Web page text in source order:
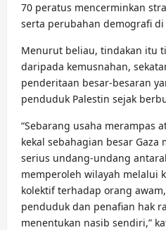
70 peratus mencerminkan
serta perubahan demografi di
Menurut beliau, tindakan itu
daripada kemusnahan,
penderitaan besar-besaran
penduduk Palestin sejak
“Sebarang usaha merampas
kekal sebahagian besar
serius undang-undang
memperoleh wilayah melalui
kolektif terhadap orang
penduduk dan penafian hak
menentukan nasib sendiri,”